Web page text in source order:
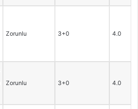
Zorunlu 3+0 4.0
Zorunlu 3+0 4.0